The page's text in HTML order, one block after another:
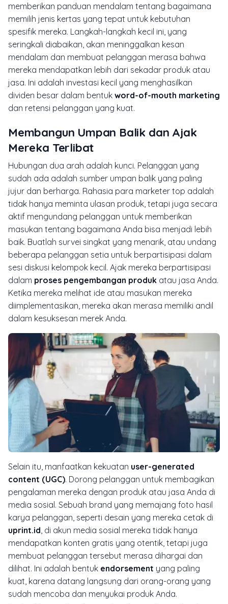
memberikan panduan mendalam tentang bagaimana
memilih jenis kertas yang tepat untuk kebutuhan
spesifik mereka. Langkah-langkah kecil ini, yang
seringkali diabaikan, akan meninggalkan kesan
mendalam dan membuat pelanggan merasa bahwa
mereka mendapatkan lebih dari sekadar produk atau
jasa. Ini adalah investasi kecil yang menghasilkan
dividen besar dalam bentuk word-of-mouth marketing
dan retensi pelanggan yang kuat.
Membangun Umpan Balik dan Ajak
Mereka Terlibat
Hubungan dua arah adalah kunci. Pelanggan yang
sudah ada adalah sumber umpan balik yang paling
jujur dan berharga. Rahasia para marketer top adalah
tidak hanya meminta ulasan produk, tetapi juga secara
aktif mengundang pelanggan untuk memberikan
masukan tentang bagaimana Anda bisa menjadi lebih
baik. Buatlah survei singkat yang menarik, atau undang
beberapa pelanggan setia untuk berpartisipasi dalam
sesi diskusi kelompok kecil. Ajak mereka berpartisipasi
dalam proses pengembangan produk atau jasa Anda.
Ketika mereka melihat ide atau masukan mereka
diimplementasikan, mereka akan merasa memiliki andil
dalam kesuksesan merek Anda.
Selain itu, manfaatkan kekuatan user-generated
content (UGC). Dorong pelanggan untuk membagikan
pengalaman mereka dengan produk atau jasa Anda di
media sosial. Sebuah brand yang memajang foto hasil
karya pelanggan, seperti desain yang mereka cetak di
uprint.id, di akun media sosial mereka tidak hanya
mendapatkan konten gratis yang otentik, tetapi juga
membuat pelanggan tersebut merasa dihargai dan
dilihat. Ini adalah bentuk endorsement yang paling
kuat, karena datang langsung dari orang-orang yang
sudah mencoba dan menyukai produk Anda.